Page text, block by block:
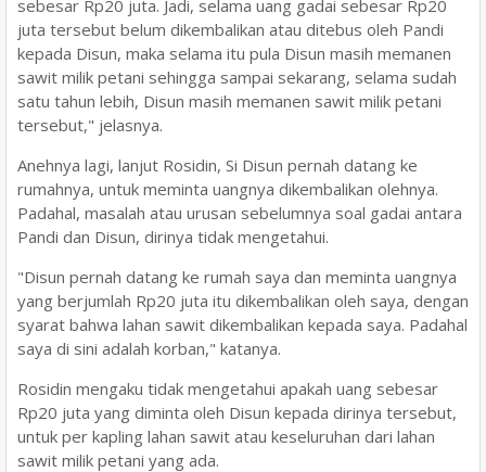
sebesar Rp20 juta. Jadi, selama uang gadai sebesar Rp20
juta tersebut belum dikembalikan atau ditebus oleh Pandi
kepada Disun, maka selama itu pula Disun masih memanen
sawit milik petani sehingga sampai sekarang, selama sudah
satu tahun lebih, Disun masih memanen sawit milik petani
tersebut," jelasnya.
Anehnya lagi, lanjut Rosidin, Si Disun pernah datang ke
rumahnya, untuk meminta uangnya dikembalikan olehnya.
Padahal, masalah atau urusan sebelumnya soal gadai antara
Pandi dan Disun, dirinya tidak mengetahui.
"Disun pernah datang ke rumah saya dan meminta uangnya
yang berjumlah Rp20 juta itu dikembalikan oleh saya, dengan
syarat bahwa lahan sawit dikembalikan kepada saya. Padahal
saya di sini adalah korban," katanya.
Rosidin mengaku tidak mengetahui apakah uang sebesar
Rp20 juta yang diminta oleh Disun kepada dirinya tersebut,
untuk per kapling lahan sawit atau keseluruhan dari lahan
sawit milik petani yang ada.